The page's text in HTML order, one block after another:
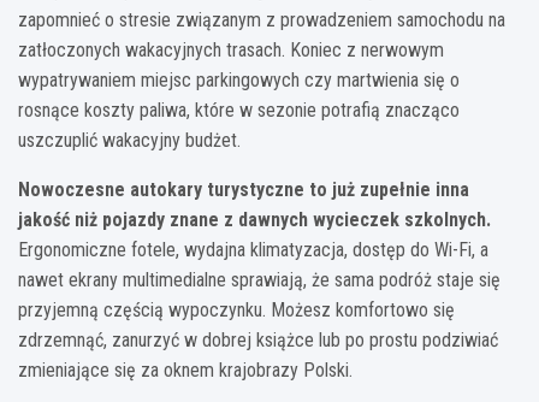
zapomnieć o stresie związanym z prowadzeniem samochodu na
zatłoczonych wakacyjnych trasach. Koniec z nerwowym
wypatrywaniem miejsc parkingowych czy martwienia się o
rosnące koszty paliwa, które w sezonie potrafią znacząco
uszczuplić wakacyjny budżet.
Nowoczesne autokary turystyczne to już zupełnie inna
jakość niż pojazdy znane z dawnych wycieczek szkolnych.
Ergonomiczne fotele, wydajna klimatyzacja, dostęp do Wi-Fi, a
nawet ekrany multimedialne sprawiają, że sama podróż staje się
przyjemną częścią wypoczynku. Możesz komfortowo się
zdrzemnąć, zanurzyć w dobrej książce lub po prostu podziwiać
zmieniające się za oknem krajobrazy Polski.